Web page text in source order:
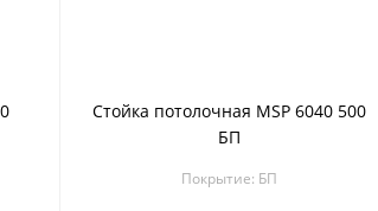
Стойка потолочная MSP 6040 500
БП
Покрытие: БП